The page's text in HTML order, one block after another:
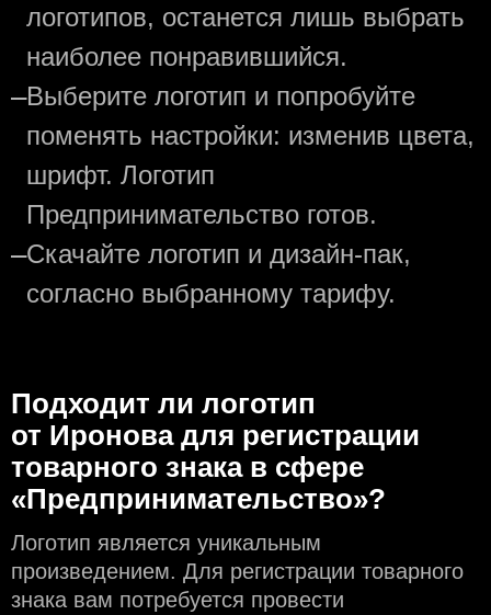
логотипов, останется лишь выбрать
наиболее понравившийся.
—Выберите логотип и попробуйте
поменять настройки: изменив цвета,
шрифт. Логотип
Предпринимательство готов.
—Скачайте логотип и дизайн-пак,
согласно выбранному тарифу.
Подходит ли логотип
от Иронова для регистрации
товарного знака в сфере
«Предпринимательство»?
Логотип является уникальным
произведением. Для регистрации товарного
знака вам потребуется провести